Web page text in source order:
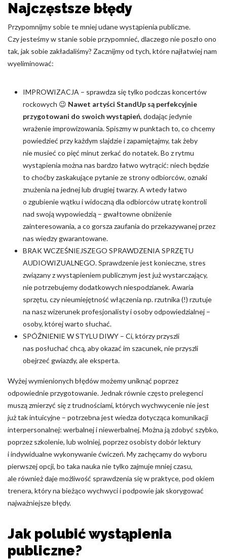
Najczęstsze błędy
Przypomnijmy sobie te mniej udane wystąpienia publiczne.
Czy jesteśmy w stanie sobie przypomnieć, dlaczego nie poszło ono
tak, jak sobie zakładaliśmy? Zacznijmy od tych, które najłatwiej nam
wyeliminować:
IMPROWIZACJA – sprawdza się tylko podczas koncertów
rockowych 😉 Nawet artyści StandUp są perfekcyjnie
przygotowani do swoich wystąpień, dodając jedynie
wrażenie improwizowania. Spiszmy w punktach to, co chcemy
powiedzieć przy każdym slajdzie i zapamiętajmy, tak żeby
nie musieć co pięć minut zerkać do notatek. Bo z rytmu
wystąpienia można nas bardzo łatwo wytrącić: niech będzie
to choćby zaskakujące pytanie ze strony odbiorców, oznaki
znużenia na jednej lub drugiej twarzy. A wtedy łatwo
o zgubienie wątku i widoczną dla odbiorców utratę kontroli
nad swoją wypowiedzią – gwałtowne obniżenie
zainteresowania, a co gorsza zaufania do przekazywanej przez
nas wiedzy gwarantowane.
BRAK WCZEŚNIEJSZEGO SPRAWDZENIA SPRZĘTU
AUDIOWIZUALNEGO. Sprawdzenie jest konieczne, stres
związany z wystąpieniem publicznym jest już wystarczający,
nie potrzebujemy dodatkowych niespodzianek. Awaria
sprzętu, czy nieumiejętność włączenia np. rzutnika (!) rzutuje
na nasz wizerunek profesjonalisty i osoby odpowiedzialnej –
osoby, której warto słuchać.
SPÓŹNIENIE W STYLU DIWY – Ci, którzy przyszli
nas posłuchać chcą, aby okazać im szacunek, nie przyszli
obejrzeć gwiazdy, ale eksperta.
Wyżej wymienionych błędów możemy uniknąć poprzez
odpowiednie przygotowanie. Jednak równie często prelegenci
muszą zmierzyć się z trudnościami, których wychwycenie nie jest
już tak intuicyjne – potrzebna jest wiedza dotycząca komunikacji
interpersonalnej: werbalnej i niewerbalnej. Można ją zdobyć szybko,
poprzez szkolenie, lub wolniej, poprzez osobisty dobór lektury
i indywidualne wykonywanie ćwiczeń. My zachęcamy do wyboru
pierwszej opcji, bo taka nauka nie tylko zajmuje mniej czasu,
ale również daje możliwość sprawdzenia się w praktyce, pod okiem
trenera, który na bieżąco wychwyci i podpowie jak skorygować
najważniejsze błędy.
Jak polubić wystąpienia
publiczne?
Zapisz moje preferencje
Akceptuj wszystko